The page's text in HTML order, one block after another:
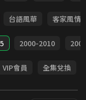
台語風華 客家風情
2000-2010
VIP會員 全集兌換